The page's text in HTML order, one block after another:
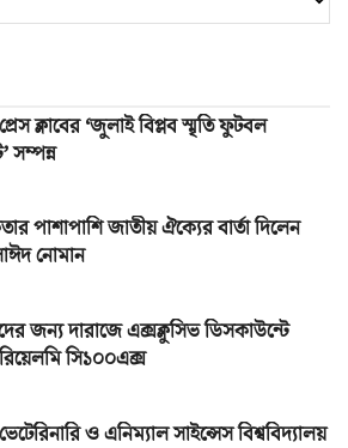
প্রেস ক্লাবের ‘জুলাই বিপ্লব স্মৃতি ফুটবল
সম্পন্ন
পাশাপাশি জাতীয় ঐক্যের বার্তা দিলেন
নোমান
জন্য দারাজে এক্সক্লুসিভ ডিসকাউন্টে
সি১০০এক্স
ভেটেরিনারি ও এনিম্যাল সাইন্সেস বিশ্ববিদ্যালয়